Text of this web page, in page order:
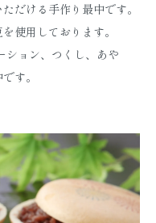
だける手作り最中です。
使用しております。
ション、つくし、あや
す。